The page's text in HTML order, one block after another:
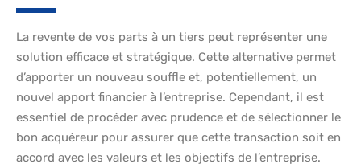
La revente de vos parts à un tiers peut représenter une
solution efficace et stratégique. Cette alternative permet
d’apporter un nouveau souffle et, potentiellement, un
nouvel apport financier à l’entreprise. Cependant, il est
essentiel de procéder avec prudence et de sélectionner le
bon acquéreur pour assurer que cette transaction soit en
accord avec les valeurs et les objectifs de l’entreprise.